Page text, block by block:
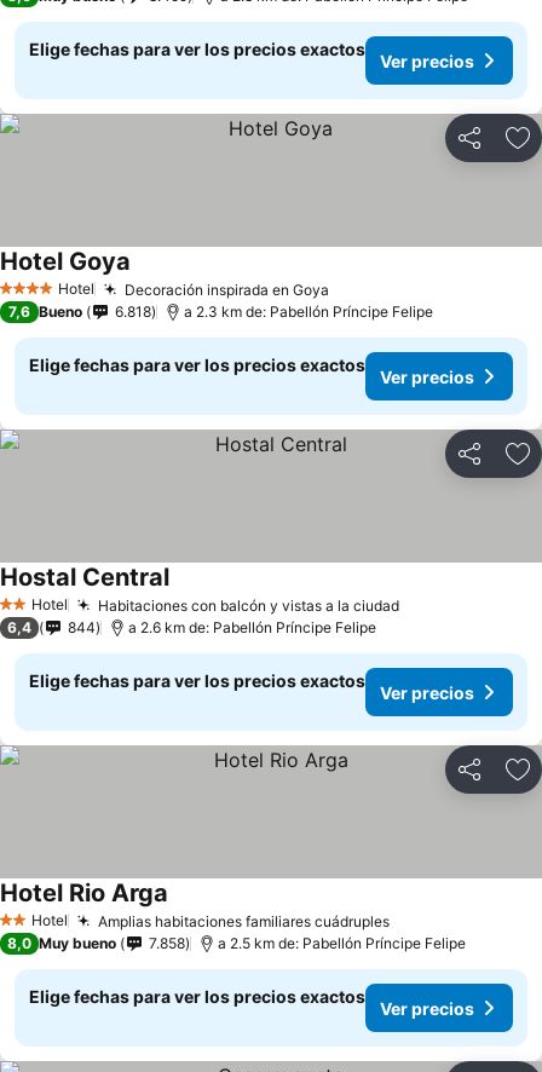
Elige fechas para ver los precios exactos
Ver precios
Compartir
4 EstrellasHotel Decoración inspirada en Goya
Hotel Goya
7,6 Bueno 6.818 a 2.3 km de: Pabellón Príncipe Felipe
Elige fechas para ver los precios exactos
Ver precios
Compartir
2 Estrellas
Hotel Habitaciones con balcón y vistas a la ciudadVer precios
Hostal CentralVer precios
6,4 844 a 2.6 km de: Pabellón Príncipe Felipe
Elige fechas para ver los precios exactos
Ver precios
Compartir
2 Estrellas
Hotel Amplias habitaciones familiares cuádruplesVer precios
Hotel Rio Arga
8,0 Muy bueno 7.858 a 2.5 km de: Pabellón Príncipe Felipe
Elige fechas para ver los precios exactos
Ver precios